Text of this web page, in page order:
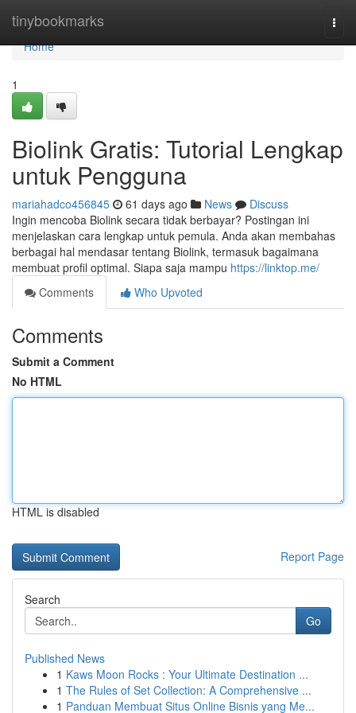
tinybookmarks
Home
Home
1
Biolink Gratis: Tutorial Lengkap
untuk Pengguna
mariahadco456845 61 days ago News
Discuss
Ingin mencoba Biolink secara tidak berbayar? Postingan ini
menjelaskan cara lengkap untuk pemula. Anda akan membahas
berbagai hal mendasar tentang Biolink, termasuk bagaimana
membuat profil optimal. Siapa saja mampu https://linktop.me/
Comments
Who Upvoted
Comments
Submit a Comment
No HTML
HTML is disabled
Report Page
Search
Go
Published News
1 Kaws Moon Rocks : Your Ultimate Destination ...
1 The Rules of Set Collection: A Comprehensive ...
1 Panduan Membuat Situs Online Bisnis yang Me...